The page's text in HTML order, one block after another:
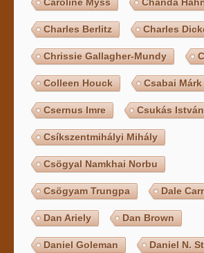
Charles Berlitz Charles
Chrissie Gallagher-Mundy
Colleen Houck Csabai Márk
Csernus Imre Csukás István
Csíkszentmihályi Mihály
Csögyal Namkhai Norbu
Csögyam Trungpa Dale
Dan Ariely Dan Brown
Daniel Goleman Daniel N.